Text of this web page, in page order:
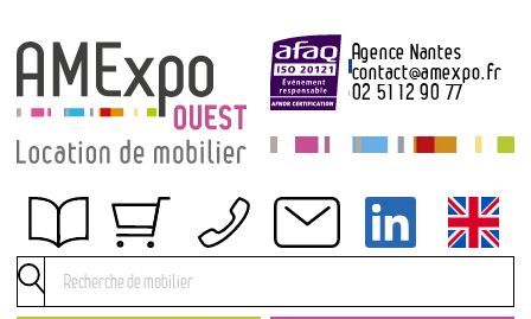
Agence Nantes
contact@amexpo.fr
02 51 12 90 77
Obtenir un devis
Conditions générales de location
Conditions de règlement